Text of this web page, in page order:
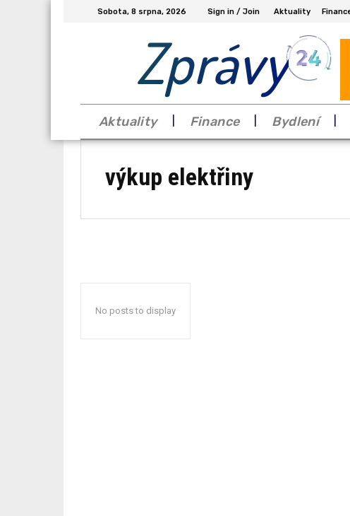
Sobota, 8 srpna, 2026 Sign in / Join Aktuality
Zprávy
Aktuality Finance Bydlení
výkup elektřiny
No posts to display